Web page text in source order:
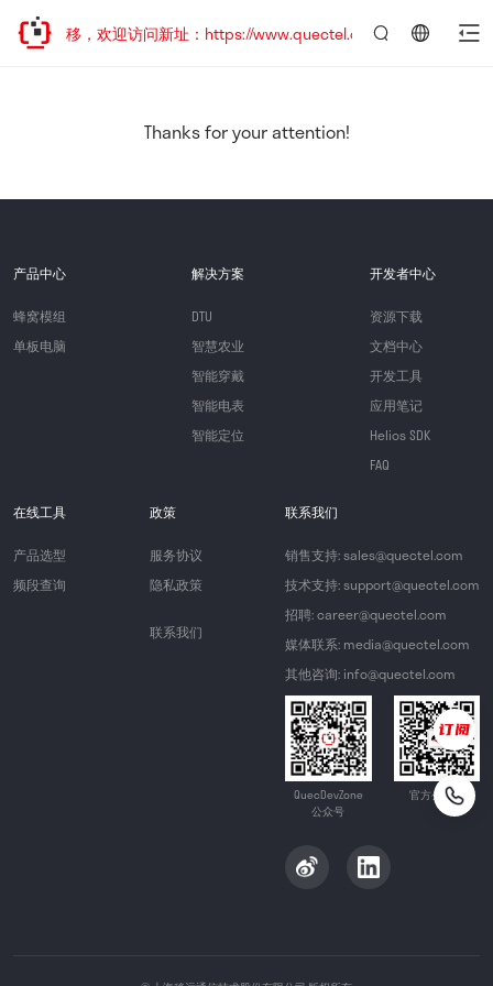
址已迁移，欢迎访问新址：https://www.quectel.com.cn
Thanks for your attention!
产品中心
蜂窝模组
单板电脑
解决方案
DTU
智慧农业
智能穿戴
智能电表
智能定位
开发者中心
资源下载
文档中心
开发工具
应用笔记
Helios SDK
FAQ
在线工具
产品选型
频段查询
政策
服务协议
隐私政策
联系我们
联系我们
销售支持: sales@quectel.com
技术支持: support@quectel.com
招聘: career@quectel.com
媒体联系: media@quectel.com
其他咨询: info@quectel.com
QuecDevZone
公众号
官方公众号